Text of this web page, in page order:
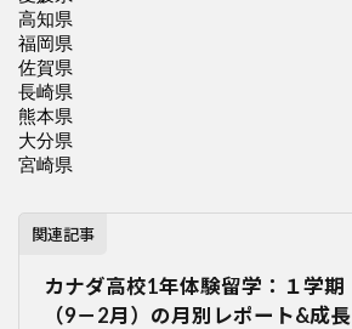
関連記事
カナダ高校1年体験留学：１学期
（9－2月）の月別レポート&成長